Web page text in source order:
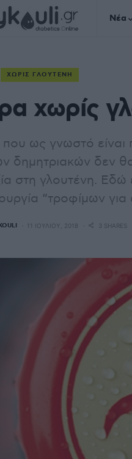
Νέα
ΧΩΡΊΣ ΓΛΟΥΤΈΝΗ
χωρίς
ως γνωστό είναι
δημητριακών δεν
στη γλουτένη. Εδώ
“τροφίμων
11 ΙΟΥΛΊΟΥ, 2018 3 SHARES